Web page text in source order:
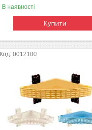
В наявності
Купити
0012100